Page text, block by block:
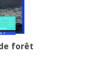
forêt